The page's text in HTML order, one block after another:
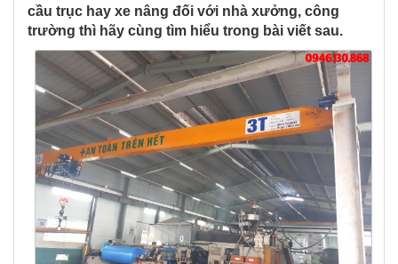
cầu trục hay xe nâng đối với nhà xưởng, công
trường thì hãy cùng tìm hiểu trong bài viết sau.